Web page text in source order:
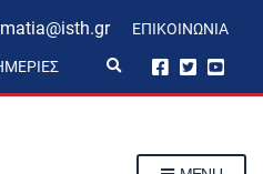
ΕΠΙΚΟΙΝΩΝΊΑ
p